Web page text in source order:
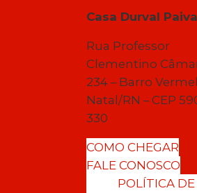
Casa Durval Paiva
Rua Professor
Clementino
234 – Barro
Natal/RN – CEP
330
COMO CHEGAR
FALE CONOSCO
POLÍTICA DE